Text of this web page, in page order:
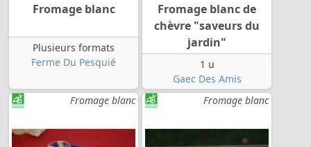
Fromage blanc
Plusieurs formats
Ferme Du Pesquié
Fromage blanc de
chèvre "saveurs du
jardin"
1 u
Gaec Des Amis
Fromage blanc
Fromage blanc